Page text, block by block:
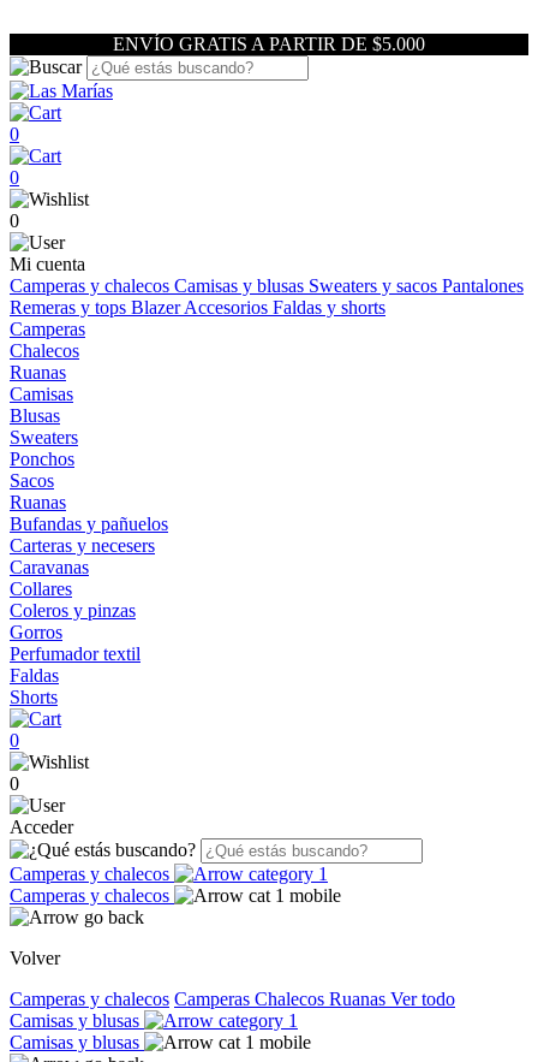
ENVÍO GRATIS A PARTIR DE $5.000
0
0
0
Mi cuenta
Camperas y chalecos Camisas y blusas Sweaters y sacos Pantalones
Remeras y tops BlazerAccesorios Faldas y shorts
Camperas
Chalecos
Ruanas
Camisas
Blusas
Sweaters
Ponchos
Sacos
Ruanas
Bufandas y pañuelos
Carteras y necesers
Caravanas
Collares
Coleros y pinzas
Gorros
Perfumador textil
Faldas
Shorts
0
0
Acceder
Camperas y chalecos
Camperas y chalecos
Volver
Camperas y chalecos Camperas Chalecos Ruanas Ver todo
Camisas y blusas
Camisas y blusas